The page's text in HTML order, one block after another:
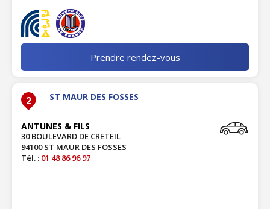
Prendre rendez-vous
2 ST MAUR DES FOSSES
ANTUNES & FILS
30 BOULEVARD DE CRETEIL
94100 ST MAUR DES FOSSES
Tél. : 01 48 86 96 97